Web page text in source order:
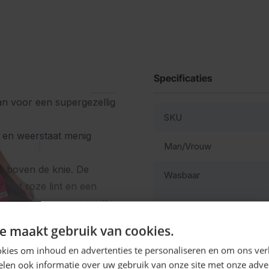
voor een supergezellig
weerstaat menig
boven de knie. De
met roze lint en een
met biesje en een witte
Laura voor jou een
los verkrijgbare
Specificaties
SKU
Man/Vrouw
Wasbaar
Materiaal
maakt gebruik van cookies.
om inhoud en advertenties te personaliseren en om ons
ook informatie over uw gebruik van onze site met onze
Ontvang5%
KORTING!